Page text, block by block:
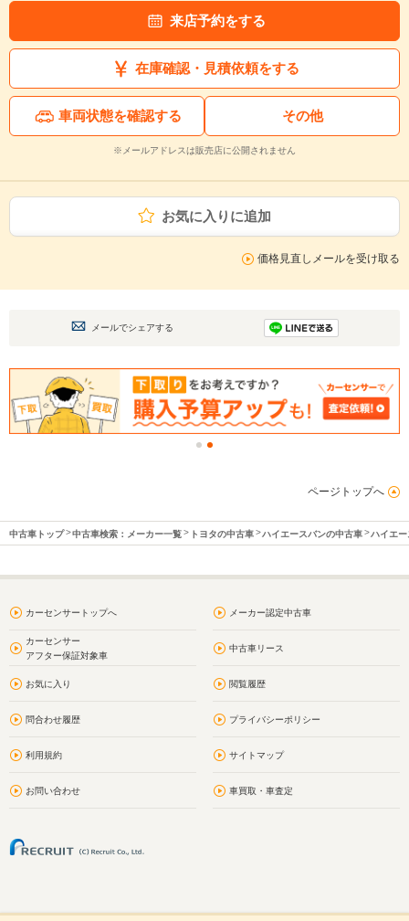
来店予約をする
在庫確認・見積依頼をする
車両状態を確認する その他
※メールアドレスは販売店に公開されません
お気に入りに追加
価格見直しメールを受け取る
メールでシェアする
ページトップへ
中古車トップ 中古車検索：メーカー一覧 トヨタの中古車 ハイエースバンの中古車 ハイエ
カーセンサートップへ メーカー認定中古車
カーセンサー
アフター保証対象車
中古車リース
お気に入り 閲覧履歴
問合わせ履歴 プライバシーポリシー
利用規約 サイトマップ
お問い合わせ 車買取・車査定